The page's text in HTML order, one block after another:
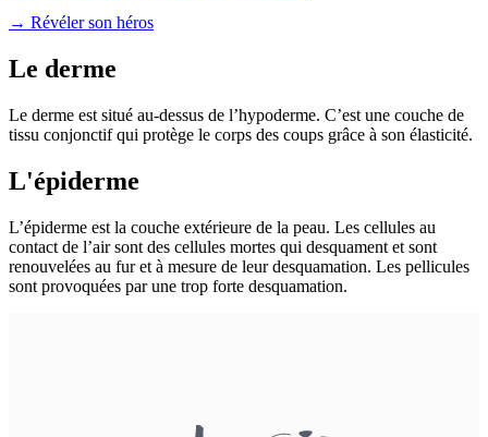
→ Révéler son héros
Le derme
Le derme est situé au-dessus de l’hypoderme. C’est une couche de
tissu conjonctif qui protège le corps des coups grâce à son élasticité.
L'épiderme
L’épiderme est la couche extérieure de la peau. Les cellules au
contact de l’air sont des cellules mortes qui desquament et sont
renouvelées au fur et à mesure de leur desquamation. Les pellicules
sont provoquées par une trop forte desquamation.